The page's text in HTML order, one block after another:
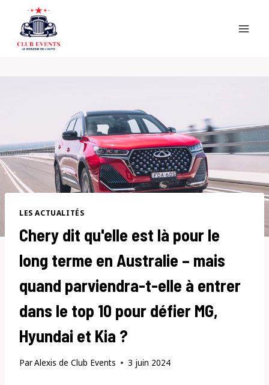
content
LES ACTUALITÉS
Chery dit qu'elle est là pour le
long terme en Australie – mais
quand parviendra-t-elle à entrer
dans le top 10 pour défier MG,
Hyundai et Kia ?
ParAlexis de Club Events 3 juin 2024